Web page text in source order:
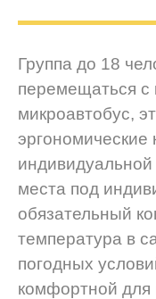
Группа до 18
перемещаться
микроавтобус,
места под
обязательный
температура в
погодных
комфортной